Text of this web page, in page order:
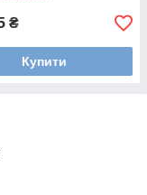
₴
Купити